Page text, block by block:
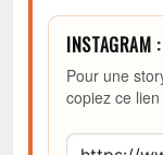
INSTAGRAM
Pour une
copiez ce